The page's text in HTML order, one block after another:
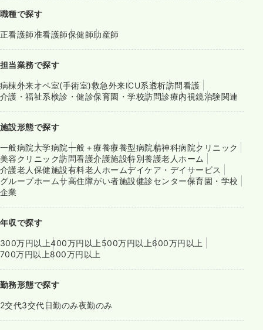
職種で探す
正看護師准看護師保健師助産師
担当業務で探す
病棟外来オペ室(手術室)救急外来ICU系透析訪問看護
介護・福祉系検診・健診保育園・学校訪問診療内視鏡治験関連
施設形態で探す
一般病院大学病院一般＋療養療養型病院精神科病院クリニック
美容クリニック訪問看護介護施設特別養護老人ホーム
介護老人保健施設有料老人ホームデイケア・デイサービス
グループホームサ高住障がい者施設健診センター保育園・学校
企業
年収で探す
300万円以上400万円以上 500万円以上600万円以上
700万円以上800万円以上
勤務形態で探す
2交代3交代日勤のみ夜勤のみ